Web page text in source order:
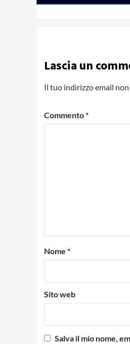
0:01 / 0:28
Lascia un
Il tuo indirizzo email
Commento*
Nome *
Sito web
Salva il mio nome,